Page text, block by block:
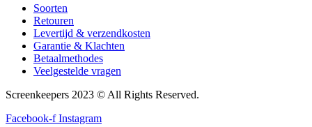
Soorten
Retouren
Levertijd & verzendkosten
Garantie & Klachten
Betaalmethodes
Veelgestelde vragen
Screenkeepers 2023 © All Rights Reserved.
Facebook-f Instagram